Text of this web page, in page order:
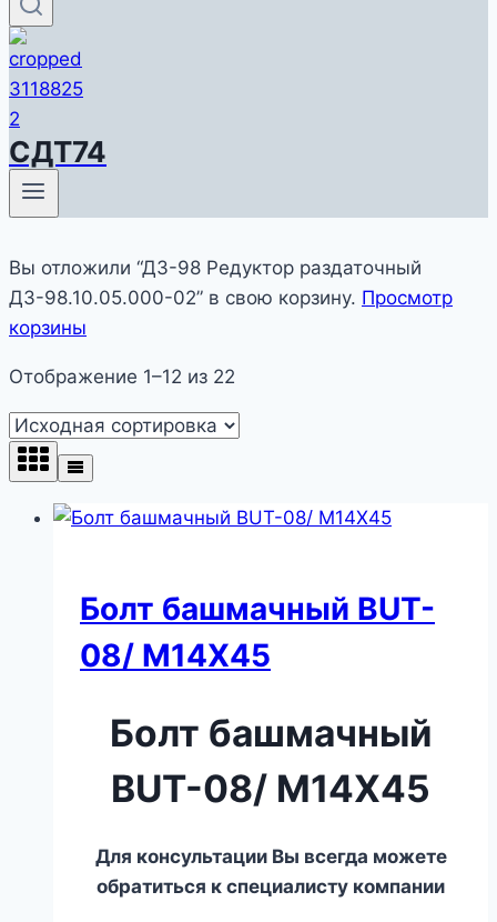
СДТ74
Вы отложили “ДЗ-98 Редуктор раздаточный
ДЗ-98.10.05.000-02” в свою корзину. Просмотр
корзины
Отображение 1–12 из 22
Болт башмачный BUT-
08/ M14X45
Болт башмачный
BUT-08/ M14X45
Для консультации Вы всегда можете
обратиться к специалисту компании